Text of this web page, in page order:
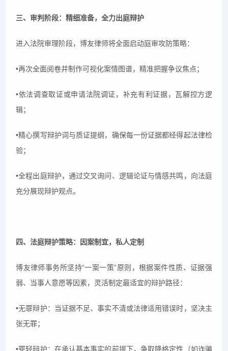
三、审判阶段：精细准备，全力出庭辩护
进入法院审理阶段，博友律师将全面启动庭审攻防策略：
•再次全面阅卷并制作可视化案情图谱，精准把握争议焦点；
•依法调查取证或申请法院调证，补充有利证据，瓦解控方逻
辑；
•精心撰写辩护词与质证提纲，确保每一份证据都经得起法律检
验；
•全程出庭辩护，通过交叉询问、逻辑论证与情感共鸣，向法庭
充分展现辩护观点。
四、法庭辩护策略：因案制宜，私人定制
博友律师事务所坚持“一案一策”原则，根据案件性质、证据强
弱、当事人意愿等因素，灵活制定最适宜的辩护路径：
•无罪辩护：当证据不足、事实不清或法律适用错误时，坚决主
张无罪；
•罪轻辩护：在承认基本事实的前提下，争取降格定性（如诈骗